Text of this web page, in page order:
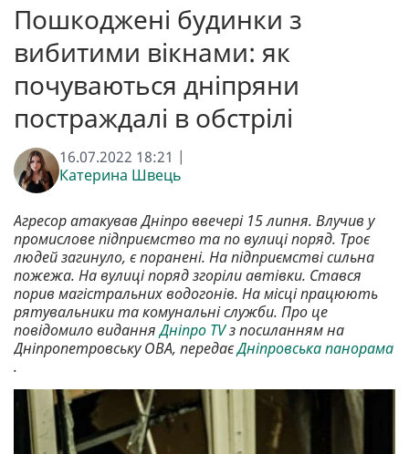
Пошкоджені будинки з
вибитими вікнами: як
почуваються дніпряни
постраждалі в обстрілі
16.07.2022 18:21 |
Катерина Швець
Агресор атакував Дніпро ввечері 15 липня. Влучив у
промислове підприємство та по вулиці поряд. Троє
людей загинуло, є поранені. На підприємстві сильна
пожежа. На вулиці поряд згоріли автівки. Стався
порив магістральних водогонів. На місці працюють
рятувальники та комунальні служби. Про це
повідомило виданняДніпро TVз посиланням на
Дніпропетровську ОВА, передаєДніпровська панорама
.